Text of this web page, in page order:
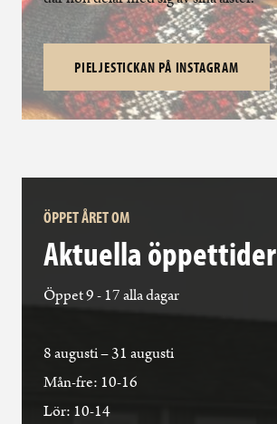
PIELJESTICKAN PÅ INSTAGRAM
ÖPPET ÅRET OM
Aktuella öppettider
Öppet 9 - 17 alla dagar
8 augusti – 31 augusti
Mån-fre: 10-16
Lör: 10-14